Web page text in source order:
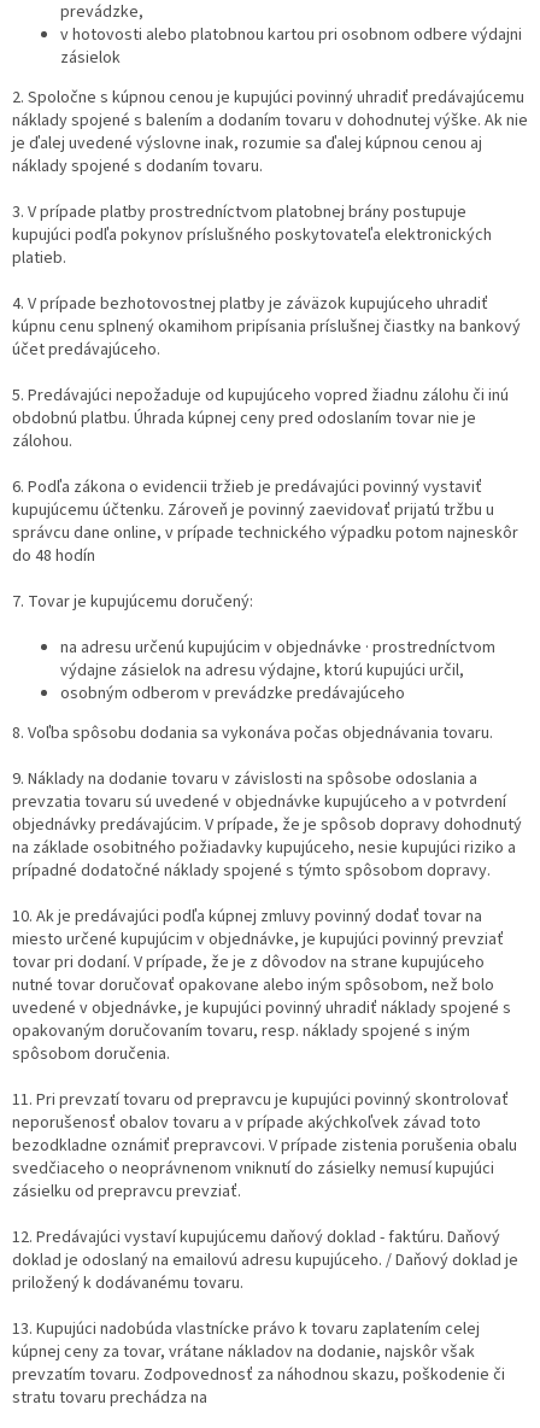
prevádzke,
v hotovosti alebo platobnou kartou pri osobnom odbere výdajni
zásielok
2. Spoločne s kúpnou cenou je kupujúci povinný uhradiť predávajúcemu
náklady spojené s balením a dodaním tovaru v dohodnutej výške. Ak nie
je ďalej uvedené výslovne inak, rozumie sa ďalej kúpnou cenou aj
náklady spojené s dodaním tovaru.
3. V prípade platby prostredníctvom platobnej brány postupuje
kupujúci podľa pokynov príslušného poskytovateľa elektronických
platieb.
4. V prípade bezhotovostnej platby je záväzok kupujúceho uhradiť
kúpnu cenu splnený okamihom pripísania príslušnej čiastky na bankový
účet predávajúceho.
5. Predávajúci nepožaduje od kupujúceho vopred žiadnu zálohu či inú
obdobnú platbu. Úhrada kúpnej ceny pred odoslaním tovar nie je
zálohou.
6. Podľa zákona o evidencii tržieb je predávajúci povinný vystaviť
kupujúcemu účtenku. Zároveň je povinný zaevidovať prijatú tržbu u
správcu dane online, v prípade technického výpadku potom najneskôr
do 48 hodín
7. Tovar je kupujúcemu doručený:
na adresu určenú kupujúcim v objednávke · prostredníctvom
výdajne zásielok na adresu výdajne, ktorú kupujúci určil,
osobným odberom v prevádzke predávajúceho
8. Voľba spôsobu dodania sa vykonáva počas objednávania tovaru.
9. Náklady na dodanie tovaru v závislosti na spôsobe odoslania a
prevzatia tovaru sú uvedené v objednávke kupujúceho a v potvrdení
objednávky predávajúcim. V prípade, že je spôsob dopravy dohodnutý
na základe osobitného požiadavky kupujúceho, nesie kupujúci riziko a
prípadné dodatočné náklady spojené s týmto spôsobom dopravy.
10. Ak je predávajúci podľa kúpnej zmluvy povinný dodať tovar na
miesto určené kupujúcim v objednávke, je kupujúci povinný prevziať
tovar pri dodaní. V prípade, že je z dôvodov na strane kupujúceho
nutné tovar doručovať opakovane alebo iným spôsobom, než bolo
uvedené v objednávke, je kupujúci povinný uhradiť náklady spojené s
opakovaným doručovaním tovaru, resp. náklady spojené s iným
spôsobom doručenia.
11. Pri prevzatí tovaru od prepravcu je kupujúci povinný skontrolovať
neporušenosť obalov tovaru a v prípade akýchkoľvek závad toto
bezodkladne oznámiť prepravcovi. V prípade zistenia porušenia obalu
svedčiaceho o neoprávnenom vniknutí do zásielky nemusí kupujúci
zásielku od prepravcu prevziať.
12. Predávajúci vystaví kupujúcemu daňový doklad - faktúru. Daňový
doklad je odoslaný na emailovú adresu kupujúceho. / Daňový doklad je
priložený k dodávanému tovaru.
13. Kupujúci nadobúda vlastnícke právo k tovaru zaplatením celej
kúpnej ceny za tovar, vrátane nákladov na dodanie, najskôr však
prevzatím tovaru. Zodpovednosť za náhodnou skazu, poškodenie či
stratu tovaru prechádza na